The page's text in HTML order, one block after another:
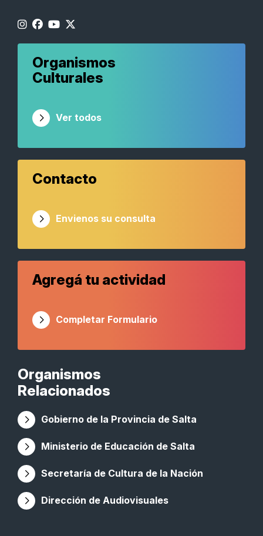
Organismos
Relacionados
Gobierno de la Provincia de Salta
Ministerio de Educación de Salta
Secretaría de Cultura de la Nación
Dirección de Audiovisuales
Organismos
Culturales
Ver todos
Contacto
Envienos su consulta
Agregá tu actividad
Completar Formulario